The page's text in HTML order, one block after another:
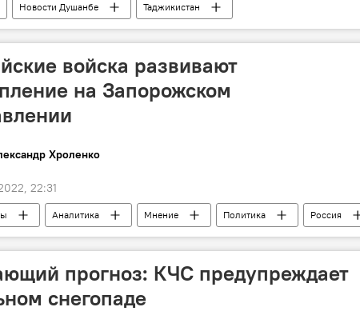
Новости Душанбе Таджикистан
войска развивают
на Запорожском
Хроленко
22:31
Аналитика Мнение Политика Россия
прогноз: КЧС предупреждает
снегопаде